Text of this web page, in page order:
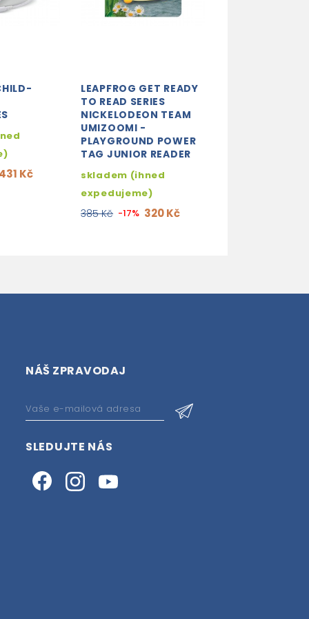
431 Kč
LEAPFROG GET READY
TO READ SERIES
NICKELODEON TEAM
UMIZOOMI -
PLAYGROUND POWER
TAG JUNIOR READER
skladem (ihned
expedujeme)
385 Kč -17% 320 Kč
NÁŠ ZPRAVODAJ
SLEDUJTE NÁS